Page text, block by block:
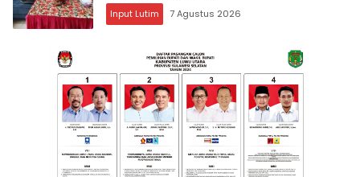
Input Lutim 7 Agustus 2026